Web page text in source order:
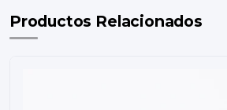
Productos Relacionados